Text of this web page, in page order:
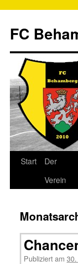
FC
Start
Der
Verein
Publiziert am